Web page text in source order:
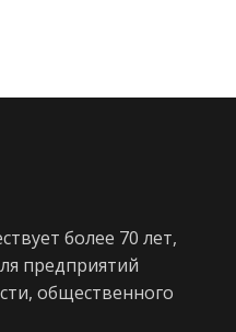
более 70 лет,
предприятий
общественного